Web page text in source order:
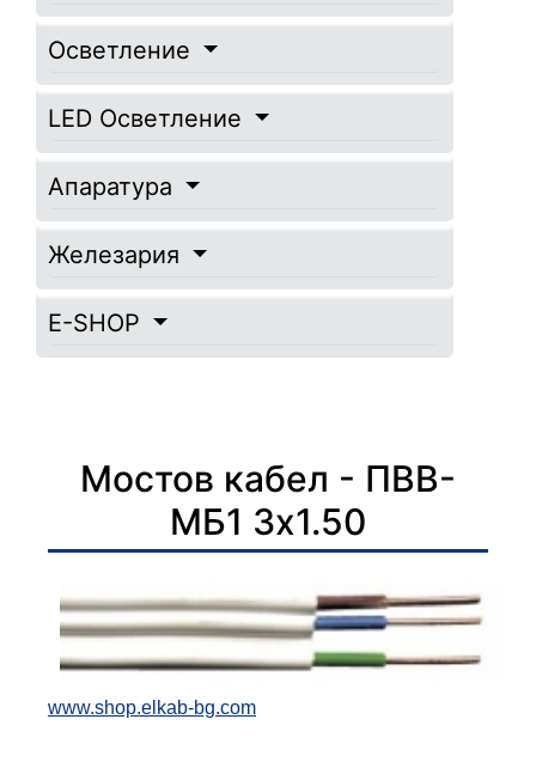
Осветление
LED Осветление
Апаратура
Железария
E-SHOP
Мостов кабел - ПВВ-
МБ1 3х1.50
www.shop.elkab-bg.com